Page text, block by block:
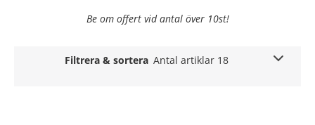
Be om offert vid antal över 10st!
Filtrera & sortera Antal artiklar 18